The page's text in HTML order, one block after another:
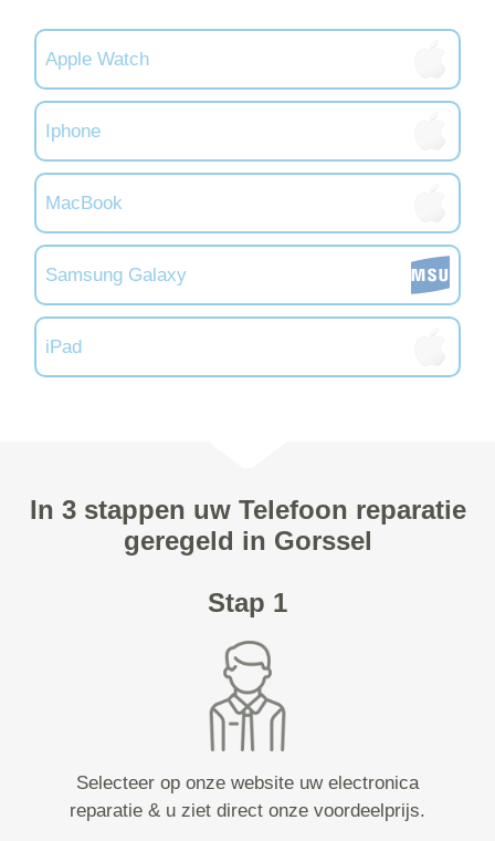
Apple Watch
Iphone
MacBook
Samsung Galaxy
iPad
In 3 stappen uw Telefoon reparatie
geregeld in Gorssel
Stap 1
Selecteer op onze website uw electronica
reparatie & u ziet direct onze voordeelprijs.